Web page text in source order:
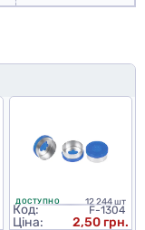
ДОСТУПНО 12 244 шт
Код: F-1304
Ціна:
2,50 грн.